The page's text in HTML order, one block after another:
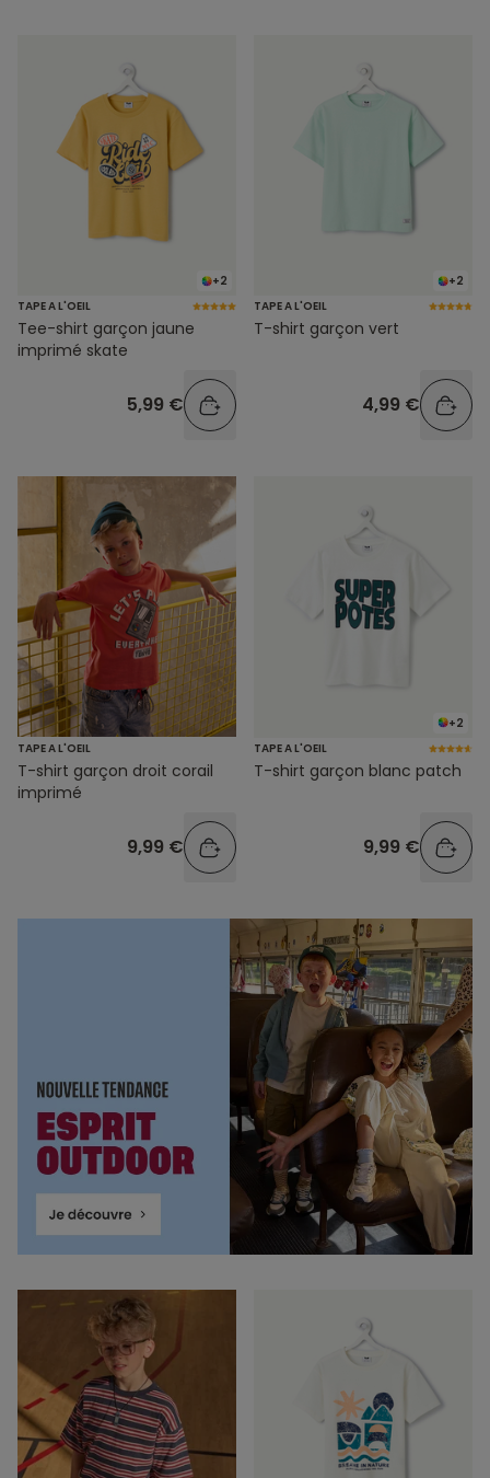
+2
TAPE A L'OEIL
Tee-shirt garçon jaune
imprimé skate
5,99 €
+2
TAPE A L'OEIL
T-shirt garçon vert
4,99 €
TAPE A L'OEIL
T-shirt garçon droit corail
imprimé
9,99 €
+2
TAPE A L'OEIL
T-shirt garçon blanc patch
9,99 €